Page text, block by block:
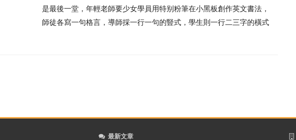
是最後一堂，年輕老師要少女學員用特别粉筆在小黑板創作英文書法，
師徒各寫一句格言，導師採一行一句的豎式，學生則一行二三字的橫式
最新文章